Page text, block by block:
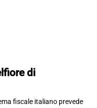
di
fiscale italiano prevede